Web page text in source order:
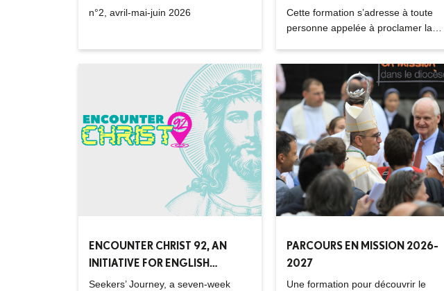
n°2, avril-mai-juin 2026
Cette formation s’adresse à toute
personne appelée à proclamer la
de partages d'Evangile.
ENCOUNTER CHRIST 92, AN
INITIATIVE FOR ENGLISH
SPEAKERS
Seekers’ Journey, a seven-week
PARCOURS EN MISSION 2026-
2027
Une formation pour découvrir le